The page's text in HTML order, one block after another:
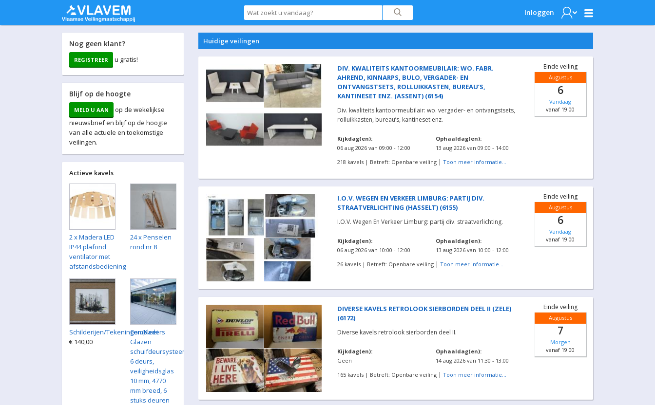
Inloggen
Nog geen klant?
REGISTREER u gratis!
Blijf op de hoogte
MELD U AAN
op de wekelijkse
nieuwsbrief en blijf op de hoogte
van alle actuele en toekomstige
veilingen.
Actieve kavels
2 x Madera LED
IP44 plafond
ventilator met
afstandsbediening
24 x Penselen
rond nr 8
Schilderijen/Tekeningen/Kaders
€ 140,00
Compleet
Glazen
schuifdeursysteem
6 deurs,
veiligheidsglas
10 mm, 4770
mm breed, 6
stuks deuren
Huidige veilingen
DIV. KWALITEITS KANTOORMEUBILAIR: WO. FABR.
AHREND, KINNARPS, BULO, VERGADER- EN
ONTVANGSTSETS, ROLLUIKKASTEN, BUREAU’S,
KANTINESET ENZ. (ASSENT) (6154)
Div. kwaliteits kantoormeubilair: wo. vergader- en ontvangstsets,
rolluikkasten, bureau’s, kantineset enz.
Kijkdag(en):
06 aug 2026 van 09:00 - 12:00
Ophaaldag(en):
13 aug 2026 van 09:00 - 14:00
218 kavels | Betreft: Openbare veiling| Toon meer informatie...
Einde veiling
Vandaag
vanaf 19:00
Augustus
6
I.O.V. WEGEN EN VERKEER LIMBURG: PARTIJ DIV.
STRAATVERLICHTING (HASSELT) (6155)
I.O.V. Wegen En Verkeer Limburg: partij div. straatverlichting.
Kijkdag(en):
06 aug 2026 van 10:00 - 12:00
Ophaaldag(en):
13 aug 2026 van 10:00 - 12:00
26 kavels | Betreft: Openbare veiling| Toon meer informatie...
Einde veiling
Vandaag
vanaf 19:00
Augustus
6
DIVERSE KAVELS RETROLOOK SIERBORDEN DEEL II (ZELE)
(6172)
Diverse kavels retrolook sierborden deel II.
Kijkdag(en):
Geen
Ophaaldag(en):
14 aug 2026 van 11:30 - 13:00
165 kavels | Betreft: Openbare veiling| Toon meer informatie...
Einde veiling
Morgen
vanaf 19:00
Augustus
7